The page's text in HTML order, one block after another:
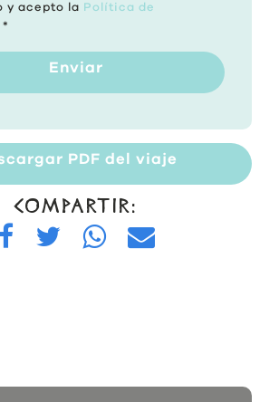
y acepto la Política de
*
Enviar
PDF del viaje
COMPARTIR: